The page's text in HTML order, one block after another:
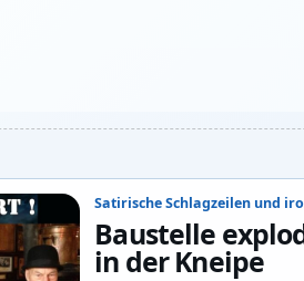
Satirische Schlagzeilen und
Baustelle
in der Kneipe